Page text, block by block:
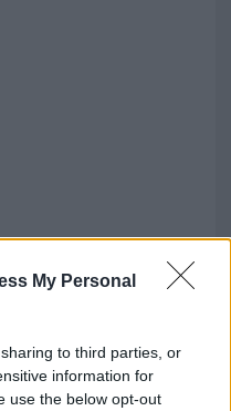
My Personal
to third parties, or
information for
use the below opt-out